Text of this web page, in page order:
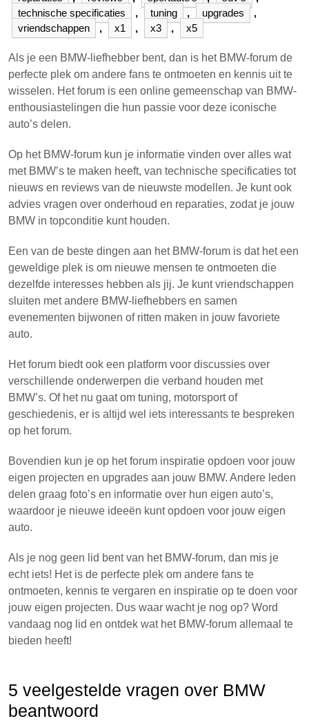
technische specificaties
, tuning , upgrades
,
vriendschappen
, x1 , x3 , x5
Als je een BMW-liefhebber bent, dan is het BMW-forum de
perfecte plek om andere fans te ontmoeten en kennis uit te
wisselen. Het forum is een online gemeenschap van BMW-
enthousiastelingen die hun passie voor deze iconische
auto’s delen.
Op het BMW-forum kun je informatie vinden over alles wat
met BMW’s te maken heeft, van technische specificaties tot
nieuws en reviews van de nieuwste modellen. Je kunt ook
advies vragen over onderhoud en reparaties, zodat je jouw
BMW in topconditie kunt houden.
Een van de beste dingen aan het BMW-forum is dat het een
geweldige plek is om nieuwe mensen te ontmoeten die
dezelfde interesses hebben als jij. Je kunt vriendschappen
sluiten met andere BMW-liefhebbers en samen
evenementen bijwonen of ritten maken in jouw favoriete
auto.
Het forum biedt ook een platform voor discussies over
verschillende onderwerpen die verband houden met
BMW’s. Of het nu gaat om tuning, motorsport of
geschiedenis, er is altijd wel iets interessants te bespreken
op het forum.
Bovendien kun je op het forum inspiratie opdoen voor jouw
eigen projecten en upgrades aan jouw BMW. Andere leden
delen graag foto’s en informatie over hun eigen auto’s,
waardoor je nieuwe ideeën kunt opdoen voor jouw eigen
auto.
Als je nog geen lid bent van het BMW-forum, dan mis je
echt iets! Het is de perfecte plek om andere fans te
ontmoeten, kennis te vergaren en inspiratie op te doen voor
jouw eigen projecten. Dus waar wacht je nog op? Word
vandaag nog lid en ontdek wat het BMW-forum allemaal te
bieden heeft!
5 veelgestelde vragen over BMW
beantwoord